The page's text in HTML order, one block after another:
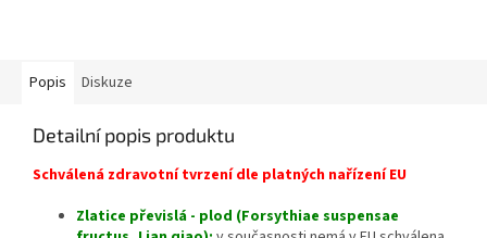
Popis Diskuze
Detailní popis produktu
Schválená zdravotní tvrzení dle platných nařízení EU
Zlatice převislá - plod (Forsythiae suspensae